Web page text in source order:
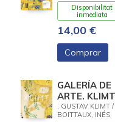
Disponibilitat
inmediata
14,00 €
Comprar
GALERÍA DE
ARTE. KLIMT
, GUSTAV KLIMT /
BOITTAUX, INÉS